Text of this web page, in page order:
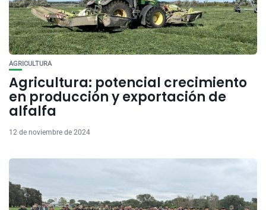
AGRICULTURA
Agricultura: potencial crecimiento
en producción y exportación de
alfalfa
12 de noviembre de 2024